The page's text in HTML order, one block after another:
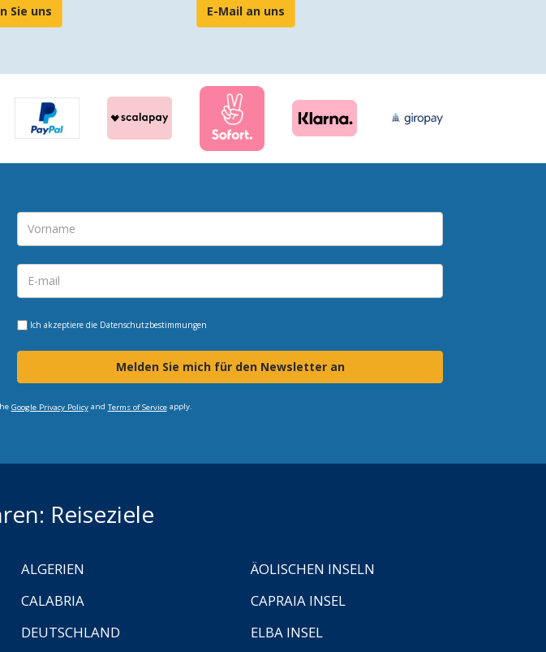
Sie uns E-Mail an uns
Ich akzeptiere die Datenschutzbestimmungen
Melden Sie mich für den Newsletter an
Google Privacy Policyand Terms of Serviceapply.
Reiseziele
ALGERIEN
ÄOLISCHEN INSELN
CALABRIA
CAPRAIA INSEL
DEUTSCHLAND ELBA INSEL